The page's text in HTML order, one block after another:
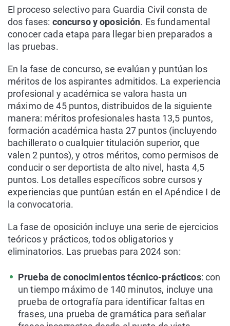
El proceso selectivo para Guardia Civil consta de
dos fases: concurso y oposición. Es fundamental
conocer cada etapa para llegar bien preparados a
las pruebas.
En la fase de concurso, se evalúan y puntúan los
méritos de los aspirantes admitidos. La experiencia
profesional y académica se valora hasta un
máximo de 45 puntos, distribuidos de la siguiente
manera: méritos profesionales hasta 13,5 puntos,
formación académica hasta 27 puntos (incluyendo
bachillerato o cualquier titulación superior, que
valen 2 puntos), y otros méritos, como permisos de
conducir o ser deportista de alto nivel, hasta 4,5
puntos. Los detalles específicos sobre cursos y
experiencias que puntúan están en el Apéndice I de
la convocatoria.
La fase de oposición incluye una serie de ejercicios
teóricos y prácticos, todos obligatorios y
eliminatorios. Las pruebas para 2024 son:
Prueba de conocimientos técnico-prácticos: con
un tiempo máximo de 140 minutos, incluye una
prueba de ortografía para identificar faltas en
frases, una prueba de gramática para señalar